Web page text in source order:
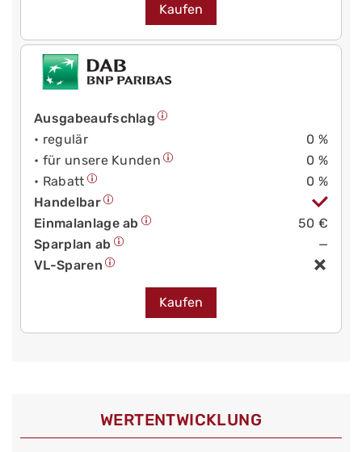
Kaufen
Ausgabeaufschlag
• regulär
0 %
• für unsere Kunden
0 %
• Rabatt
0 %
Handelbar
Einmalanlage ab
50 €
Sparplan ab
—
VL-Sparen
Kaufen
WERT­ENTWICKLUNG